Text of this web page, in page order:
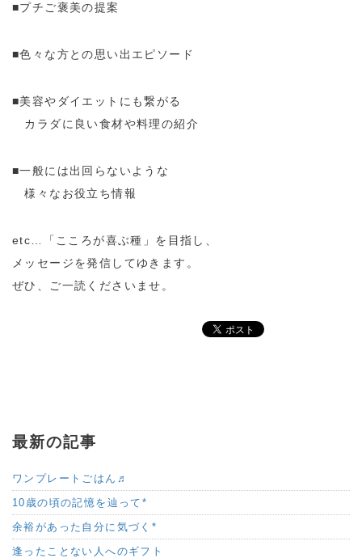
■プチご褒美の提案
■色々な方との思い出エピソード
■美容やダイエットにも繋がる
カラダに良い食材や料理の紹介
■一般には出回らないような
様々なお役立ち情報
etc…「こころが喜ぶ種」を目指し、
メッセージを発信してゆきます。
ぜひ、ご一読くださいませ。
最新の記事
ワンプレートごはん♬
10歳の頃の記憶を辿って*
余裕があった自分に気づく*
逢ったことない人へのギフト